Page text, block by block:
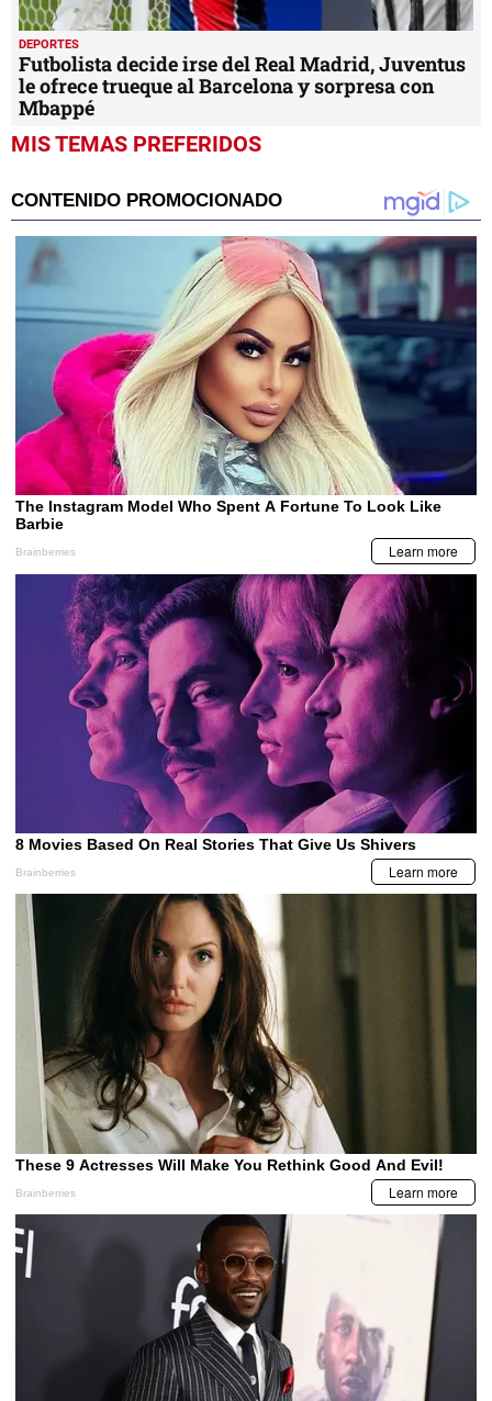
DEPORTES
Futbolista decide irse del Real Madrid, Juventus
le ofrece trueque al Barcelona y sorpresa con
Mbappé
MIS TEMAS PREFERIDOS